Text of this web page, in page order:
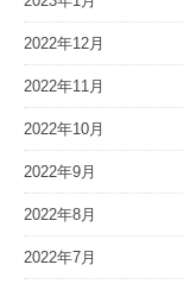
2022年12月
2022年11月
2022年10月
2022年9月
2022年8月
2022年7月